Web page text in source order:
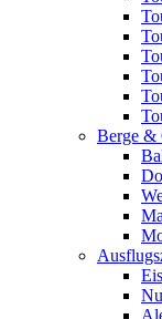
Berge &